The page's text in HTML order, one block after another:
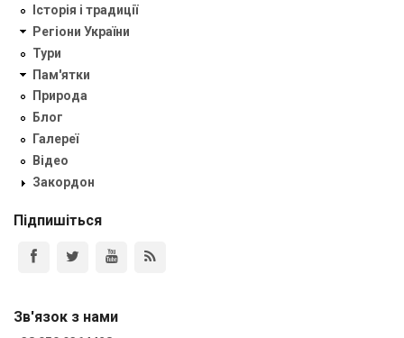
Історія і традиції
Регіони України
Тури
Пам'ятки
Природа
Блог
Галереї
Відео
Закордон
Підпишіться
Зв'язок з нами